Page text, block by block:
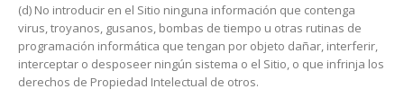
(d) No introducir en el Sitio ninguna información que contenga
virus, troyanos, gusanos, bombas de tiempo u otras rutinas de
programación informática que tengan por objeto dañar, interferir,
interceptar o desposeer ningún sistema o el Sitio, o que infrinja los
derechos de Propiedad Intelectual de otros.